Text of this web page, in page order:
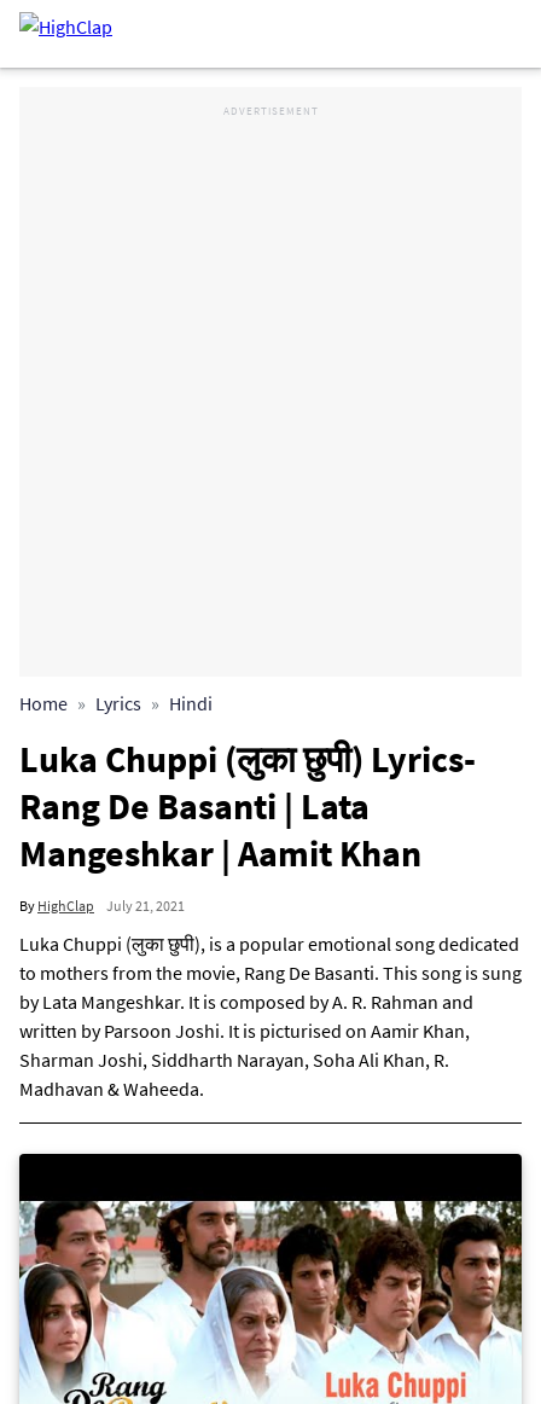
Home Lyrics Hindi
Luka Chuppi (लुका छुपी) Lyrics-
Rang De Basanti | Lata
Mangeshkar | Aamit Khan
By HighClap July 21, 2021
Luka Chuppi (लुका छुपी), is a popular emotional song dedicated
to mothers from the movie, Rang De Basanti. This song is sung
by Lata Mangeshkar. It is composed by A. R. Rahman and
written by Parsoon Joshi. It is picturised on Aamir Khan,
Sharman Joshi, Siddharth Narayan, Soha Ali Khan, R.
Madhavan & Waheeda.